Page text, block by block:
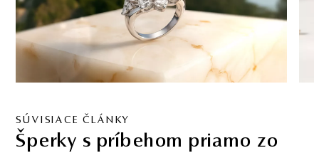
SÚVISIACE ČLÁNKY
Investičné diamanty – realita